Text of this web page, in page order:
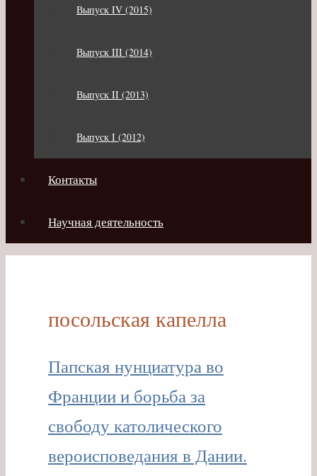
Выпуск IV (2015)
Выпуск III (2014)
Выпуск II (2013)
Выпуск I (2012)
Контакты
Научная деятельность
посольская капелла
Папская нунциатура во
Франции и борьба за
свободу католического
вероисповедания в Дании.